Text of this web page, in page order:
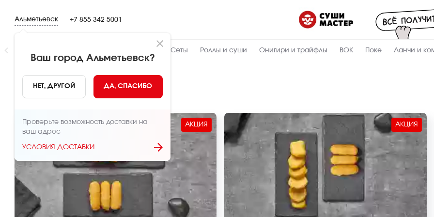
Альметьевск
Ваш город Альметьевск?
НЕТ, ДРУГОЙ ДА, СПАСИБО
Проверьте возможность доставки на
ваш адрес
УСЛОВИЯ ДОСТАВКИ
+7 855 342 5001
Сеты Роллы и суши Онигири и трайфлы ВОК Поке Ланчи и
Детское меню
АКЦИЯ АКЦИЯ